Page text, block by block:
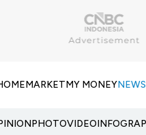
MARKETMY MONEYNEWS
PHOTOVIDEO